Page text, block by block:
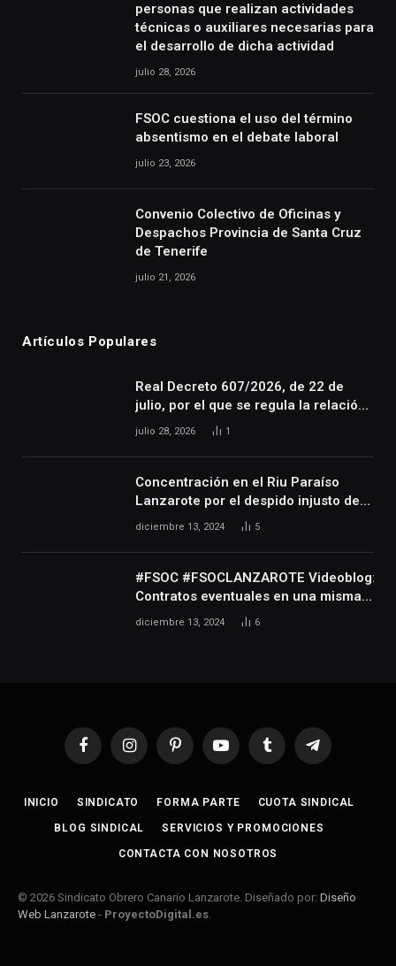
personas que realizan actividades
técnicas o auxiliares necesarias para
el desarrollo de dicha actividad
julio 28, 2026
FSOC cuestiona el uso del término
absentismo en el debate laboral
julio 23, 2026
Convenio Colectivo de Oficinas y
Despachos Provincia de Santa Cruz
de Tenerife
julio 21, 2026
Artículos Populares
Real Decreto 607/2026, de 22 de
julio, por el que se regula la relación
laboral especial de las personas
en las artes escénicas, audiovisuales
y musicales, así como de las
personas que realizan actividades
el desarrollo de dicha actividad
julio 28, 2026 1
Concentración en el Riu Paraíso
Lanzarote por el despido injusto de
la trabajadora Katerine
diciembre 13, 2024 5
#FSOC #FSOCLANZAROTE Videoblog:
Contratos eventuales en una misma
empresa durante varios años
diciembre 13, 2024 6
FacebookInstagramPinterestYouTube Tumblr Telegram
INICIO SINDICATO FORMA PARTE CUOTA SINDICAL
BLOG SINDICAL SERVICIOS Y PROMOCIONES
CONTACTA CON NOSOTROS
© 2026 Sindicato Obrero Canario Lanzarote. Diseñado por: Diseño
Web Lanzarote - ProyectoDigital.es.